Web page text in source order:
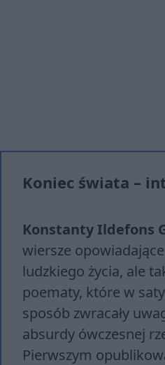
Koniec świata –
Konstanty Ildefons
wiersze
ludzkiego życia, ale
poematy, które w
sposób zwracały
absurdy ówczesnej
Pierwszym